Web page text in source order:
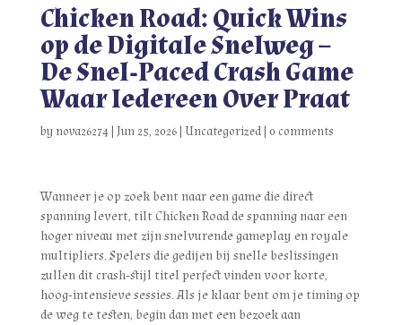
Chicken Road: Quick Wins
op de Digitale Snelweg –
De Snel‑Paced Crash Game
Waar Iedereen Over Praat
by nova26274| Jun 25, 2026| Uncategorized| 0 comments
Wanneer je op zoek bent naar een game die direct
spanning levert, tilt Chicken Road de spanning naar een
hoger niveau met zijn snelvurende gameplay en royale
multipliers. Spelers die gedijen bij snelle beslissingen
zullen dit crash‑stijl titel perfect vinden voor korte,
hoog‑intensieve sessies. Als je klaar bent om je timing op
de weg te testen, begin dan met een bezoek aan